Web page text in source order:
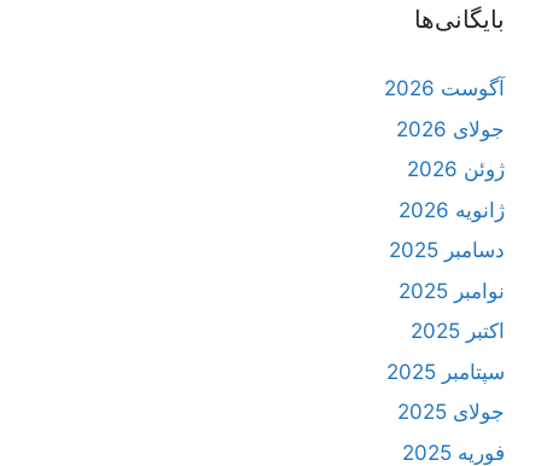
بایگانی‌ها
آگوست 2026
جولای 2026
ژوئن 2026
ژانویه 2026
دسامبر 2025
نوامبر 2025
اکتبر 2025
سپتامبر 2025
جولای 2025
فوریه 2025